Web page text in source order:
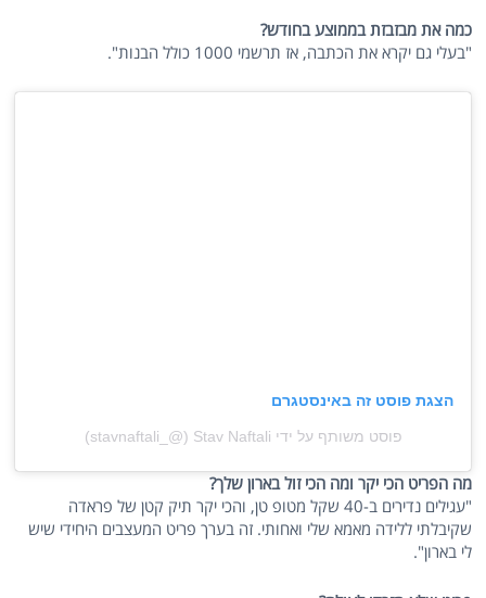
כמה את מבזבזת בממוצע בחודש?
"בעלי גם יקרא את הכתבה, אז תרשמי 1000 כולל הבנות".
הצגת פוסט זה באינסטגרם
פוסט משותף על ידי ‏‎Stav Naftali‎‏ (@‏‎stavnaftali_‎‏)
מה הפריט הכי יקר ומה הכי זול בארון שלך?
"עגילים נדירים ב-40 שקל מטופ טן, והכי יקר תיק קטן של פראדה
שקיבלתי ללידה מאמא שלי ואחותי. זה בערך פריט המעצבים היחידי שיש
לי בארון".